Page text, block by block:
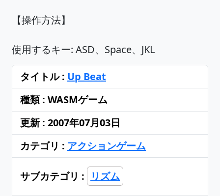
【操作方法】
使用するキー: ASD、Space、JKL
タイトル : Up Beat
種類 : WASMゲーム
更新 : 2007年07月03日
カテゴリ : アクションゲーム
サブカテゴリ : リズム